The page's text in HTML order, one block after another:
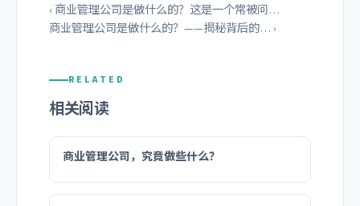
‹ 商业管理公司是做什么的？这是一个常被问…
商业管理公司是做什么的？——揭秘背后的… ›
RELATED
相关阅读
商业管理公司，究竟做些什么？